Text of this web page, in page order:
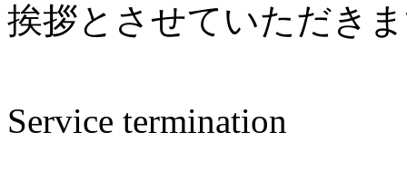
挨拶とさせていただき
Service termination